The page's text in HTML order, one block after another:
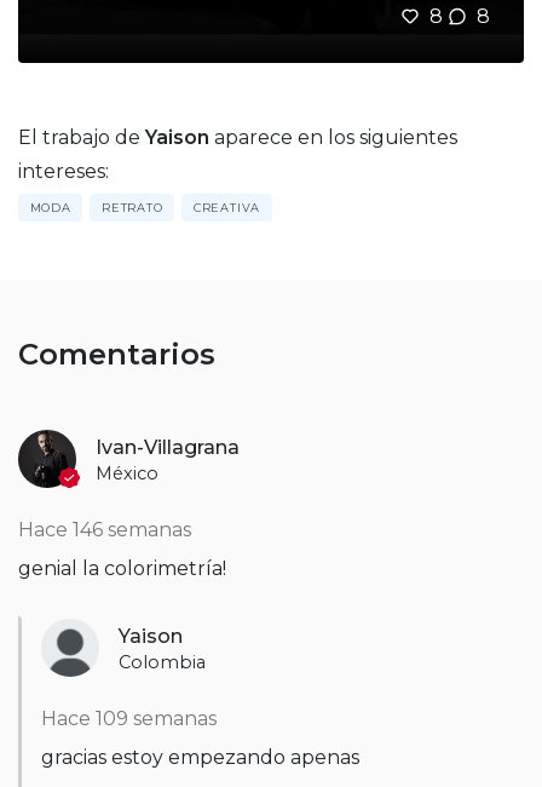
8
8
El trabajo deYaison aparece en los siguientes
intereses:
MODA RETRATO CREATIVA
Comentarios
Ivan-Villagrana
México
Hace 146 semanas
genial la colorimetría!
Yaison
Colombia
Hace 109 semanas
gracias estoy empezando apenas